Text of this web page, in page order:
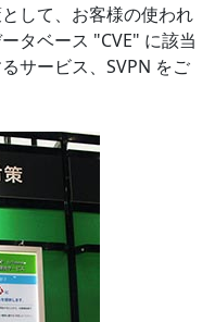
して、お客様の使われ
タベース "CVE" に該当
サービス、SVPN をご